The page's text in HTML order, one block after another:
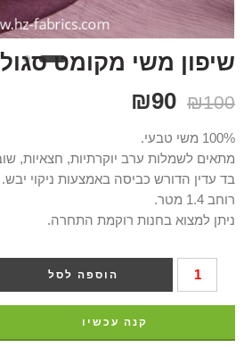
שיפון משי מקומט
₪100
₪90
100% משי טבעי.
מתאים לשמלות ערב יוקרתיות, חצאיות,
בד עדין הדורש כביסה באמצעות ניקוי יבש.
רוחב 1.4 מטר.
ניתן למצוא בחנות רוקמת התחרה.
הוספה לסל
קנה עכשיו